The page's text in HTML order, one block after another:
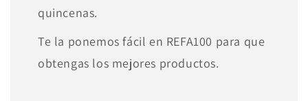
quincenas.
Te la ponemos fácil en REFA100 para que
obtengas los mejores productos.